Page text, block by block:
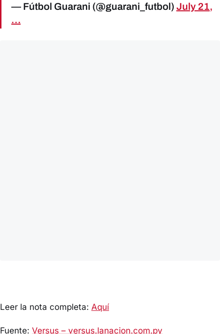
— Fútbol Guarani (@guarani_futbol) July 21,
…
Leer la nota completa: Aquí
Fuente: Versus – versus.lanacion.com.py